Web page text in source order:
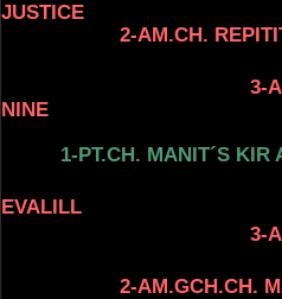
JUSTICE
2-AM.CH.
3-AM.CH.
NINE
1-PT.CH. MANIT´S
EVALILL
3-
2-AM.GCH.CH.